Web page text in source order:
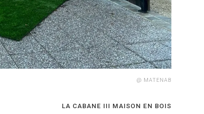
@ MATENAB
LA CABANE III MAISON EN BOIS